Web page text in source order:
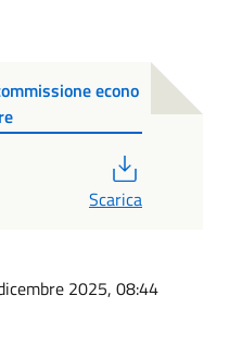
econo
Scarica
2025, 08:44